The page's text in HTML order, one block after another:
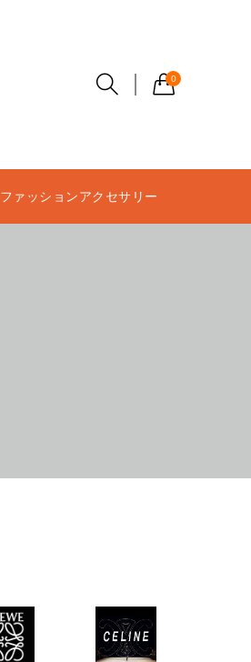
0
ファッションアクセサリー